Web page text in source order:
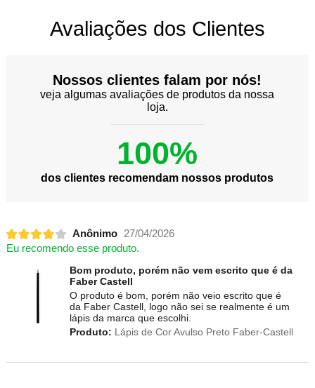
Avaliações dos Clientes
Nossos clientes falam por nós!
veja algumas avaliações de produtos da nossa
loja.
100%
dos clientes recomendam nossos produtos
Anônimo 27/04/2026
Eu recomendo esse produto.
Bom produto, porém não vem escrito que é da
Faber Castell
O produto é bom, porém não veio escrito que é
da Faber Castell, logo não sei se realmente é um
lápis da marca que escolhi.
Produto: Lápis de Cor Avulso Preto Faber-Castell